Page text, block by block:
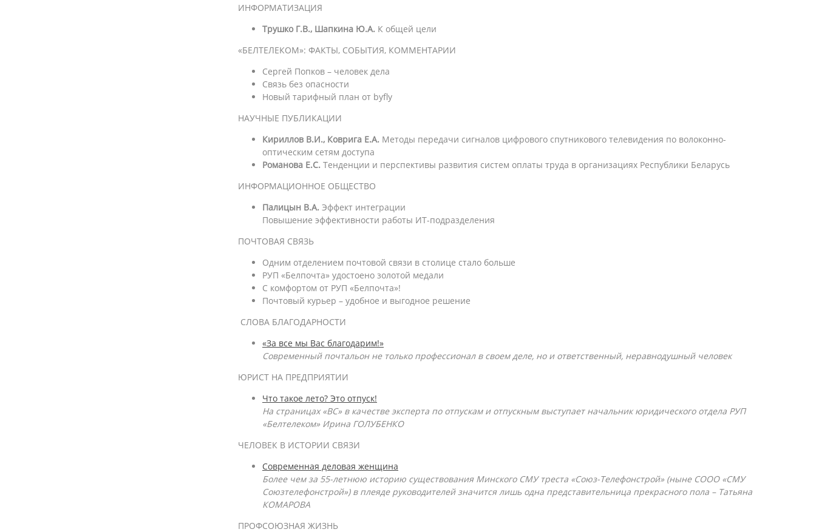
ИНФОРМАТИЗАЦИЯ
Трушко Г.В., Шапкина Ю.А. К общей цели
«БЕЛТЕЛЕКОМ»: ФАКТЫ, СОБЫТИЯ, КОММЕНТАРИИ
Сергей Попков – человек дела
Связь без опасности
Новый тарифный план от byfly
НАУЧНЫЕ ПУБЛИКАЦИИ
Кириллов В.И., Коврига Е.А. Методы передачи сигналов цифрового спутникового телевидения по волоконно-
оптическим сетям доступа
Романова Е.С. Тенденции и перспективы развития систем оплаты труда в организациях Республики Беларусь
ИНФОРМАЦИОННОЕ ОБЩЕСТВО
Палицын В.А. Эффект интеграции
Повышение эффективности работы ИТ-подразделения
ПОЧТОВАЯ СВЯЗЬ
Одним отделением почтовой связи в столице стало больше
РУП «Белпочта» удостоено золотой медали
С комфортом от РУП «Белпочта»!
Почтовый курьер – удобное и выгодное решение
СЛОВА БЛАГОДАРНОСТИ
«За все мы Вас благодарим!»
Современный почтальон не только профессионал в своем деле, но и ответственный, неравнодушный человек
ЮРИСТ НА ПРЕДПРИЯТИИ
Что такое лето? Это отпуск!
На страницах «ВС» в качестве эксперта по отпускам и отпускным выступает начальник юридического отдела РУП
«Белтелеком» Ирина ГОЛУБЕНКО
ЧЕЛОВЕК В ИСТОРИИ СВЯЗИ
Современная деловая женщина
Более чем за 55-летнюю историю существования Минского СМУ треста «Союз-Телефонстрой» (ныне СООО «СМУ
Союзтелефонстрой») в плеяде руководителей значится лишь одна представительница прекрасного пола – Татьяна
КОМАРОВА
ПРОФСОЮЗНАЯ ЖИЗНЬ